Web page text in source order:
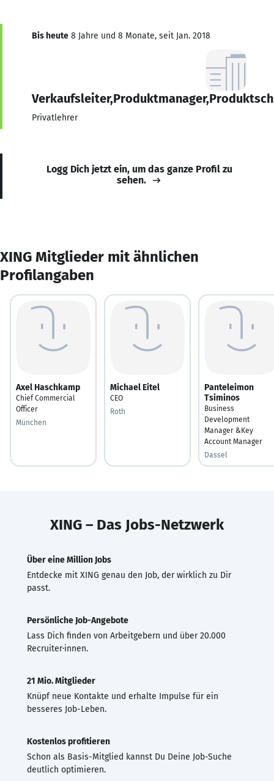
Bis heute 8 Jahre und 8 Monate, seit Jan. 2018
Privatlehrer
Logg Dich jetzt ein, um das ganze Profil zu
sehen.
XING Mitglieder mit ähnlichen
Profilangaben
Axel Haschkamp
Chief Commercial
Officer
München
Michael Eitel
CEO
Roth
Panteleimon
Tsiminos
Business
Development
Manager &Key
Account Manager
Dassel
XING – Das Jobs-Netzwerk
Über eine Million Jobs
Entdecke mit XING genau den Job, der wirklich zu Dir
passt.
Persönliche Job-Angebote
Lass Dich finden von Arbeitgebern und über 20.000
Recruiter·innen.
21 Mio. Mitglieder
Knüpf neue Kontakte und erhalte Impulse für ein
besseres Job-Leben.
Kostenlos profitieren
Schon als Basis-Mitglied kannst Du Deine Job-Suche
deutlich optimieren.